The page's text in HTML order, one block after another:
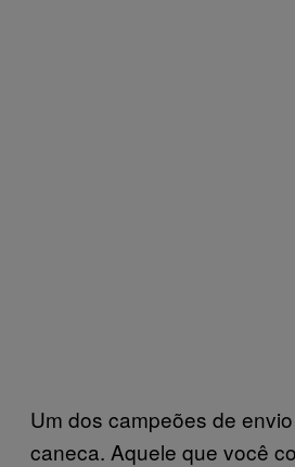
Um dos campeões de
caneca. Aquele que você